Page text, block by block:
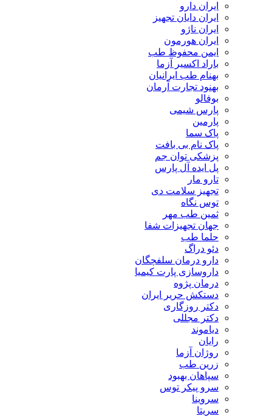
ایران دارو
ایران دایان تجهیز
ایران ناژو
ایران هورمون
ایمن محفوظ طب
باراد اکسیر آزما
بهنام طب ایرانیان
بهنود تجارت آرمان
بوفالو
پارس شیمی
پارمین
پاک سما
پاک نام بی بافت
پزشکی توان جم
پل ایده آل پارس
تارو مار
تجهیز سلامت دی
توس نگاه
ثمین طب مهر
جهان تجهیزات شفا
حلما طب
دئو دراگ
دارو درمان سلفچگان
داروسازی پارت کیمیا
درمان پژوه
دستکش حریر ایران
دکتر روزگاری
دکتر مجللی
دیاموند
رایان
روژان آزما
زرین طب
سپاهان بهبود
سرو پیکر توس
سروینا
سریتا